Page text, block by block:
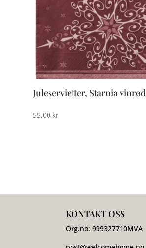
Juleservietter, Starnia vinrød
55,00 kr
KONTAKT OSS
Org.no:999327710MVA